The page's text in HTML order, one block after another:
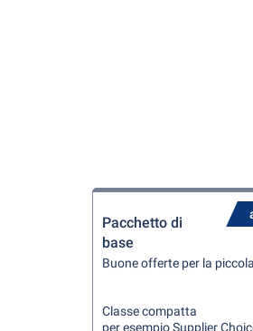
Pacchetto di
base
Buone offerte per la
Classe compatta
per esempio Supplier